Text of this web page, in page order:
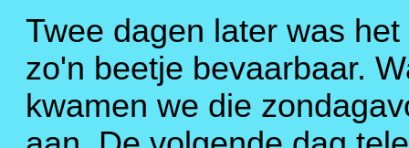
Twee dagen later was
zo'n beetje bevaarbaar.
kwamen we die